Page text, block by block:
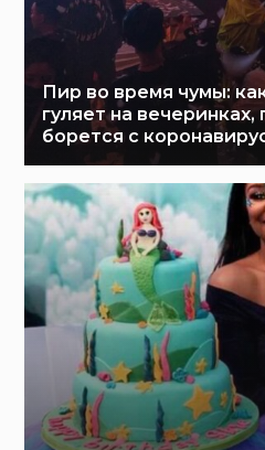
Пир во время чумы:
гуляет на
борется с